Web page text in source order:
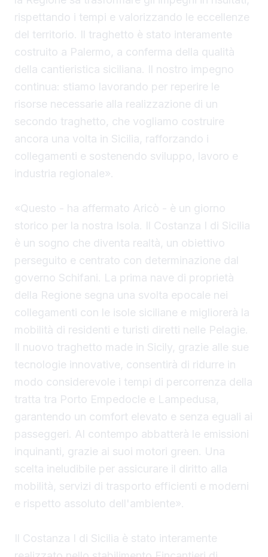
rispettando i tempi e valorizzando le eccellenze
del territorio. Il traghetto è stato interamente
costruito a Palermo, a conferma della qualità
della cantieristica siciliana. Il nostro impegno
continua: stiamo lavorando per reperire le
risorse necessarie alla realizzazione di un
secondo traghetto, che vogliamo costruire
ancora una volta in Sicilia, rafforzando i
collegamenti e sostenendo sviluppo, lavoro e
industria regionale».
«Questo - ha affermato Aricò - è un giorno
storico per la nostra Isola. Il Costanza I di Sicilia
è un sogno che diventa realtà, un obiettivo
perseguito e centrato con determinazione dal
governo Schifani. La prima nave di proprietà
della Regione segna una svolta epocale nei
collegamenti con le isole siciliane e migliorerà la
mobilità di residenti e turisti diretti nelle Pelagie.
Il nuovo traghetto made in Sicily, grazie alle sue
tecnologie innovative, consentirà di ridurre in
modo considerevole i tempi di percorrenza della
tratta tra Porto Empedocle e Lampedusa,
garantendo un comfort elevato e senza eguali ai
passeggeri. Al contempo abbatterà le emissioni
inquinanti, grazie ai suoi motori green. Una
scelta ineludibile per assicurare il diritto alla
mobilità, servizi di trasporto efficienti e moderni
e rispetto assoluto dell'ambiente».
Il Costanza I di Sicilia è stato interamente